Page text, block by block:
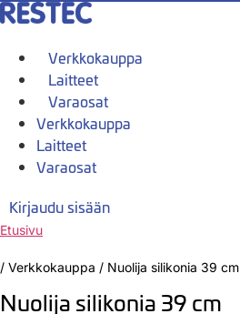
Verkkokauppa
Laitteet
Varaosat
Verkkokauppa
Laitteet
Varaosat
Kirjaudu sisään
Etusivu
/ Verkkokauppa / Nuolija silikonia 39 cm
Nuolija silikonia 39 cm